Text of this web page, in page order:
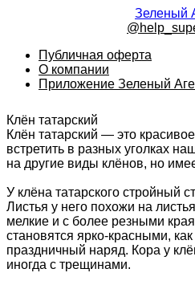
Зеленый
Публичная оферта
О компании
Приложение Зеленый
Клён татарский
Клён татарский — это
встретить в разных уголках
на другие виды клёнов, но
У клёна татарского стройный
Листья у него похожи на
мелкие и с более резными
становятся ярко-красными,
праздничный наряд. Кора у
иногда с трещинами.